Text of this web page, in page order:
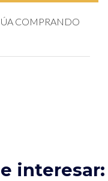
COMPRANDO
interesar: